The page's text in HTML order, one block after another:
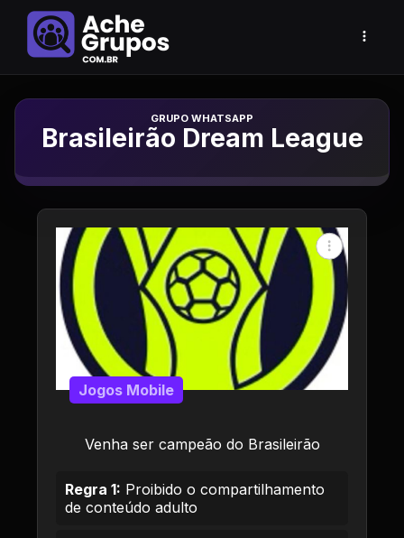
Grupo de Whatsapp
Brasileirão Dream League
Venha ser campeão do Brasileirão
Jogos Mobile
Regra 1: Proibido o compartilhamento
de conteúdo adulto